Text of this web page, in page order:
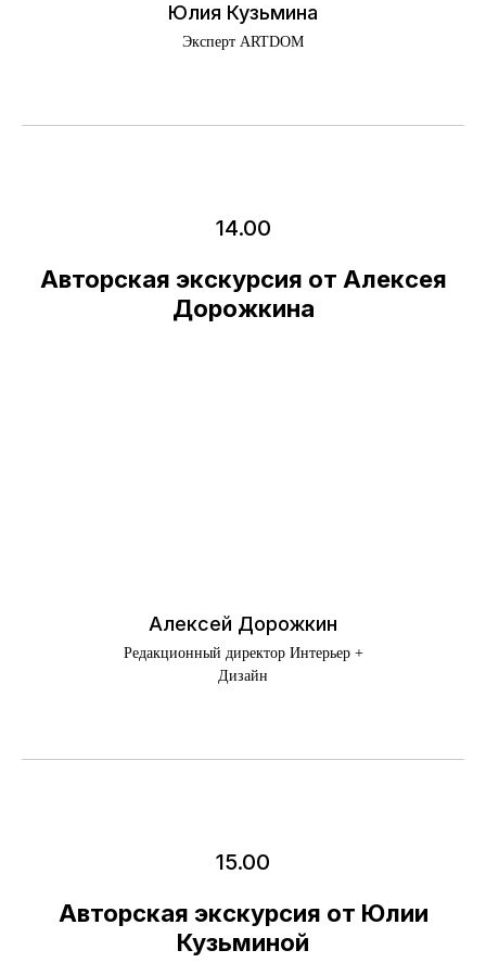
Юлия Кузьмина
Эксперт ARTDOM
14.00
Авторская экскурсия от Алексея
Дорожкина
Алексей Дорожкин
Редакционный директор Интерьер +
Дизайн
15.00
Авторская экскурсия от Юлии
Кузьминой